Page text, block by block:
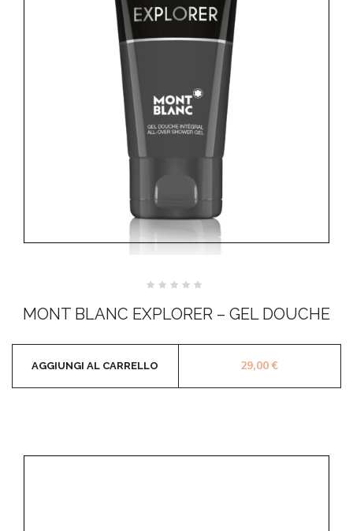
su
5
MONT BLANC EXPLORER – GEL DOUCHE
29,00€
AGGIUNGI AL CARRELLO